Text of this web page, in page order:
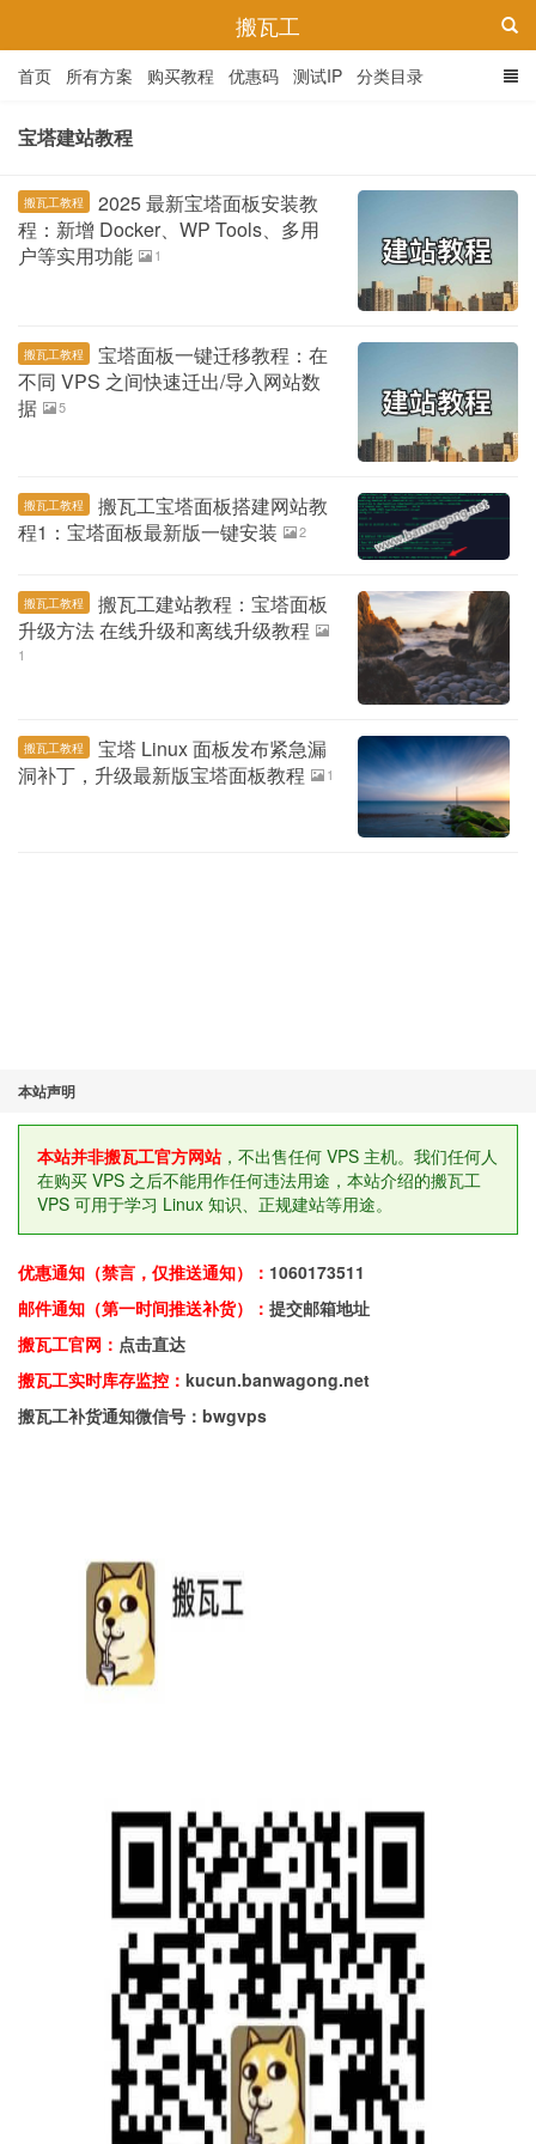
搬瓦工
首页 所有方案 购买教程 优惠码 测试IP 分类目录
宝塔建站教程
搬瓦工教程
2025 最新宝塔面板安装教
程：新增 Docker、WP Tools、多用
户等实用功能
1
搬瓦工教程
宝塔面板一键迁移教程：在
不同 VPS 之间快速迁出/导入网站数
据
5
搬瓦工教程
搬瓦工宝塔面板搭建网站教
程1：宝塔面板最新版一键安装
2
搬瓦工教程
搬瓦工建站教程：宝塔面板
升级方法 在线升级和离线升级教程
1
搬瓦工教程
宝塔 Linux 面板发布紧急漏
洞补丁，升级最新版宝塔面板教程
1
本站声明
本站并非搬瓦工官方网站，不出售任何 VPS 主机。我们任何人
在购买 VPS 之后不能用作任何违法用途，本站介绍的搬瓦工
VPS 可用于学习 Linux 知识、正规建站等用途。
优惠通知（禁言，仅推送通知）： 1060173511
邮件通知（第一时间推送补货）： 提交邮箱地址
搬瓦工官网： 点击直达
搬瓦工实时库存监控： kucun.banwagong.net
搬瓦工补货通知微信号：bwgvps